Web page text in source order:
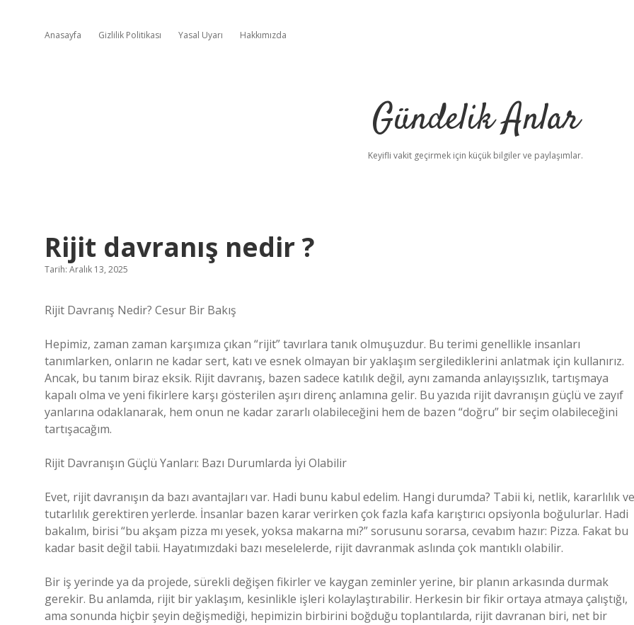
Anasayfa Gizlilik Politikası Yasal Uyarı Hakkımızda
Gündelik Anlar
Keyifli vakit geçirmek için küçük bilgiler ve paylaşımlar.
Rijit davranış nedir ?
Tarih: Aralık 13, 2025
Rijit Davranış Nedir? Cesur Bir Bakış
Hepimiz, zaman zaman karşımıza çıkan “rijit” tavırlara tanık olmuşuzdur. Bu terimi genellikle insanları
tanımlarken, onların ne kadar sert, katı ve esnek olmayan bir yaklaşım sergilediklerini anlatmak için kullanırız.
Ancak, bu tanım biraz eksik. Rijit davranış, bazen sadece katılık değil, aynı zamanda anlayışsızlık, tartışmaya
kapalı olma ve yeni fikirlere karşı gösterilen aşırı direnç anlamına gelir. Bu yazıda rijit davranışın güçlü ve zayıf
yanlarına odaklanarak, hem onun ne kadar zararlı olabileceğini hem de bazen “doğru” bir seçim olabileceğini
tartışacağım.
Rijit Davranışın Güçlü Yanları: Bazı Durumlarda İyi Olabilir
Evet, rijit davranışın da bazı avantajları var. Hadi bunu kabul edelim. Hangi durumda? Tabii ki, netlik, kararlılık ve
tutarlılık gerektiren yerlerde. İnsanlar bazen karar verirken çok fazla kafa karıştırıcı opsiyonla boğulurlar. Hadi
bakalım, birisi “bu akşam pizza mı yesek, yoksa makarna mı?” sorusunu sorarsa, cevabım hazır: Pizza. Fakat bu
kadar basit değil tabii. Hayatımızdaki bazı meselelerde, rijit davranmak aslında çok mantıklı olabilir.
Bir iş yerinde ya da projede, sürekli değişen fikirler ve kaygan zeminler yerine, bir planın arkasında durmak
gerekir. Bu anlamda, rijit bir yaklaşım, kesinlikle işleri kolaylaştırabilir. Herkesin bir fikir ortaya atmaya çalıştığı,
ama sonunda hiçbir şeyin değişmediği, hepimizin birbirini boğduğu toplantılarda, rijit davranan biri, net bir